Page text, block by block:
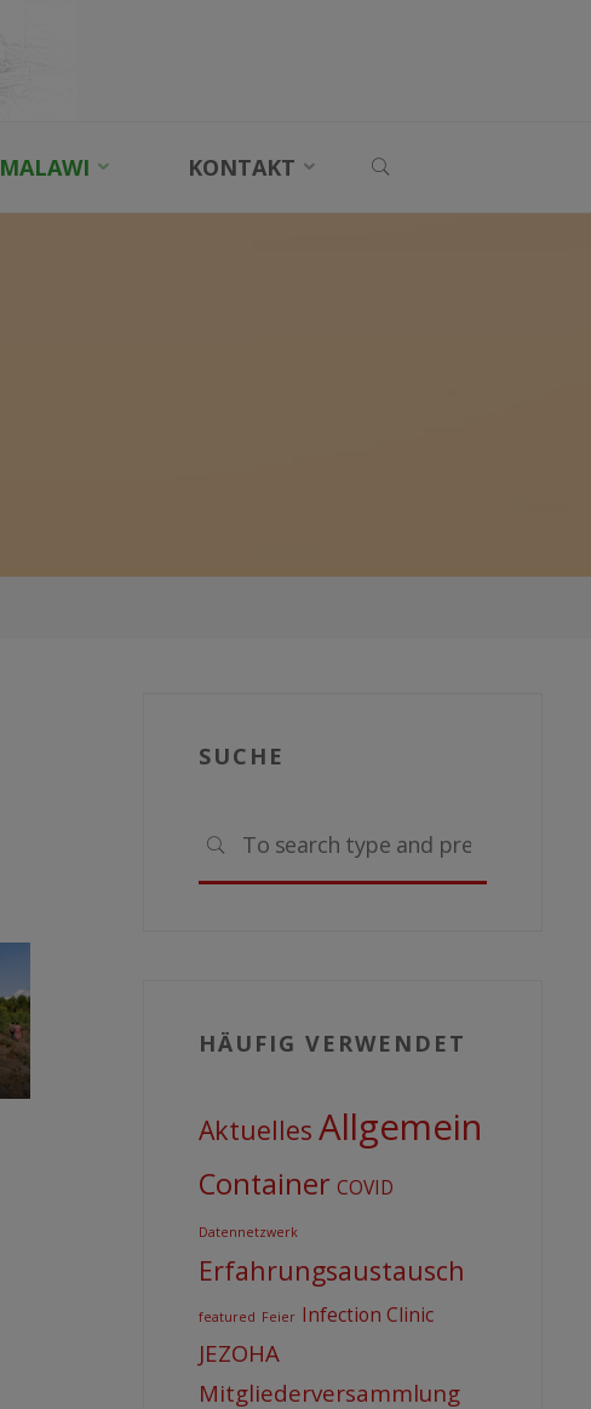
MALAWI KONTAKT
SUCHE
SEARCH
HÄUFIG VERWENDET
Aktuelles Allgemein
Container COVID
Datennetzwerk
Erfahrungsaustausch
featured Feier Infection Clinic
JEZOHA
Mitgliederversammlung